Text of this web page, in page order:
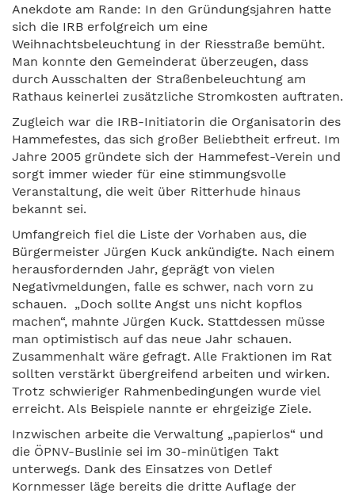
Anekdote am Rande: In den Gründungsjahren hatte
sich die IRB erfolgreich um eine
Weihnachtsbeleuchtung in der Riesstraße bemüht.
Man konnte den Gemeinderat überzeugen, dass
durch Ausschalten der Straßenbeleuchtung am
Rathaus keinerlei zusätzliche Stromkosten auftraten.
Zugleich war die IRB-Initiatorin die Organisatorin des
Hammefestes, das sich großer Beliebtheit erfreut. Im
Jahre 2005 gründete sich der Hammefest-Verein und
sorgt immer wieder für eine stimmungsvolle
Veranstaltung, die weit über Ritterhude hinaus
bekannt sei.
Umfangreich fiel die Liste der Vorhaben aus, die
Bürgermeister Jürgen Kuck ankündigte. Nach einem
herausfordernden Jahr, geprägt von vielen
Negativmeldungen, falle es schwer, nach vorn zu
schauen. „Doch sollte Angst uns nicht kopflos
machen“, mahnte Jürgen Kuck. Stattdessen müsse
man optimistisch auf das neue Jahr schauen.
Zusammenhalt wäre gefragt. Alle Fraktionen im Rat
sollten verstärkt übergreifend arbeiten und wirken.
Trotz schwieriger Rahmenbedingungen wurde viel
erreicht. Als Beispiele nannte er ehrgeizige Ziele.
Inzwischen arbeite die Verwaltung „papierlos“ und
die ÖPNV-Buslinie sei im 30-minütigen Takt
unterwegs. Dank des Einsatzes von Detlef
Kornmesser läge bereits die dritte Auflage der